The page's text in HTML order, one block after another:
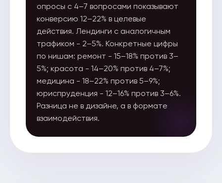
опросы с 4–7 вопросами показывают
конверсию 12–22% в целевые
действия. Лендинги с аналогичным
трафиком - 2–5%. Конкретные цифры
по нишам: ремонт - 15–18% против 3–
5%; красота - 14–20% против 4–7%;
медицина - 18–22% против 5–9%;
юриспруденция - 12–16% против 3–6%.
Разница не в дизайне, а в формате
взаимодействия.